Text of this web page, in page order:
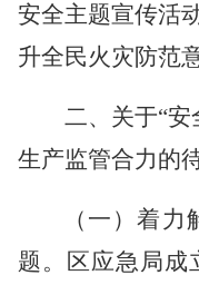
安全主题宣传活
升全民火灾防范
二、关于“
生产监管合力的
（一）着
题。
区应急局成